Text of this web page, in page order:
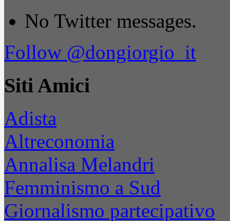
No Twitter messages.
Follow @dongiorgio_it
Siti Amici
Adista
Altreconomia
Annalisa Melandri
Femminismo a Sud
Giornalismo partecipativo